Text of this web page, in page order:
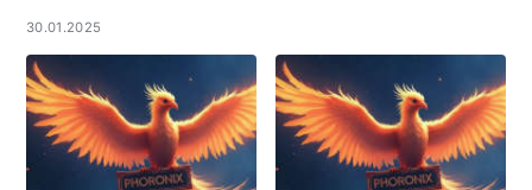
30.01.2025